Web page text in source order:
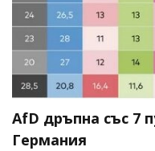
AfD дръпна със 7
Германия